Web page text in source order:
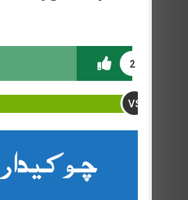
2
VS